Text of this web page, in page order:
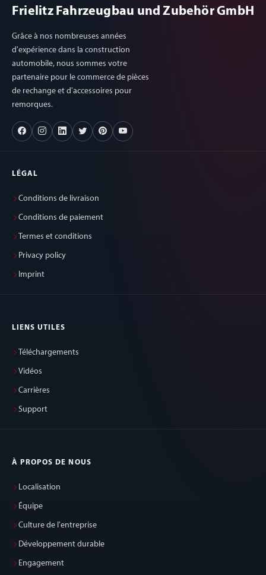
Frielitz Fahrzeugbau und Zubehör GmbH
Grâce à nos nombreuses années
d'expérience dans la construction
automobile, nous sommes votre
partenaire pour le commerce de pièces
de rechange et d'accessoires pour
remorques.
LÉGAL
Conditions de livraison
Conditions de paiement
Termes et conditions
Privacy policy
Imprint
LIENS UTILES
Téléchargements
Vidéos
Carrières
Support
À PROPOS DE NOUS
Localisation
Équipe
Culture de l'entreprise
Développement durable
Engagement